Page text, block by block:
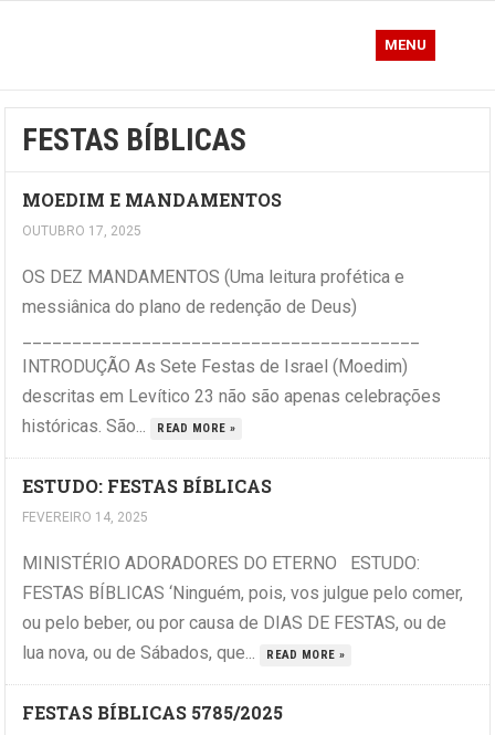
MENU
FESTAS BÍBLICAS
MOEDIM E MANDAMENTOS
OUTUBRO 17, 2025
OS DEZ MANDAMENTOS (Uma leitura profética e
messiânica do plano de redenção de Deus)
INTRODUÇÃO As Sete Festas de Israel (Moedim)
descritas em Levítico 23 não são apenas celebrações
históricas. São...
READ MORE »
ESTUDO: FESTAS BÍBLICAS
FEVEREIRO 14, 2025
MINISTÉRIO ADORADORES DO ETERNO ESTUDO:
FESTAS BÍBLICAS ‘Ninguém, pois, vos julgue pelo comer,
ou pelo beber, ou por causa de DIAS DE FESTAS, ou de
lua nova, ou de Sábados, que...
READ MORE »
FESTAS BÍBLICAS 5785/2025